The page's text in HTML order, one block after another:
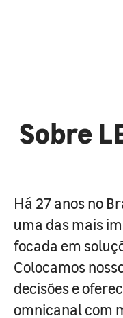
Sobre
Há 27 anos no
uma das mais
focada em
Colocamos
decisões e
omnicanal com